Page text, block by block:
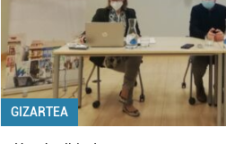
GIZARTEA